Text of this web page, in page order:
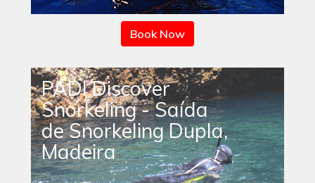
Book Now
PADI Discover
Snorkeling - Saída
de Snorkeling Dupla,
Madeira